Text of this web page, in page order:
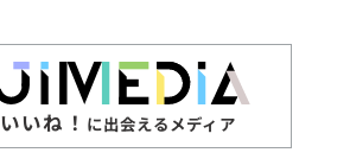
いいね！ に出会えるメディア